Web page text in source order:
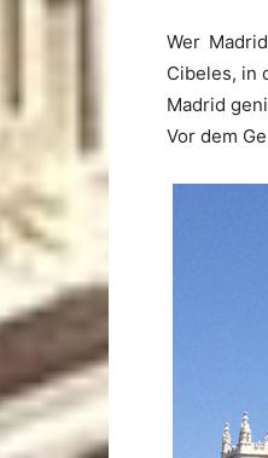
Wer
Cibeles, in
Madrid
Vor dem